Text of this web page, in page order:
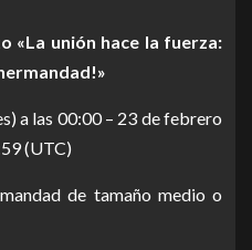
«La unión hace la fuerza:
a las 00:00 – 23 de febrero
(UTC)
de tamaño medio o